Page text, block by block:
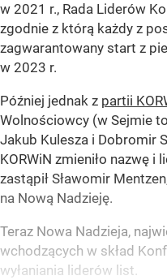
w 2021 r., Rada Liderów
zgodnie z którą każdy z
zagwarantowany start z
w 2023 r.
Później jednak z partii
Wolnościowcy (w Sejmie
Jakub Kulesza i Dobromir
KORWiN zmieniło nazwę
zastąpił Sławomir
na Nową Nadzieję.
Teraz Nowa Nadzieja,
wchodzących w skład
wyłaniania liderów list.